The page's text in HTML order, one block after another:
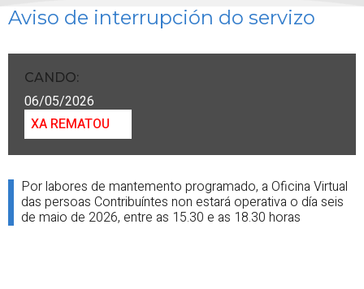
Aviso de interrupción do servizo
CANDO:
06/05/2026
XA REMATOU
Por labores de mantemento programado, a Oficina Virtual
das persoas Contribuíntes non estará operativa o día seis
de maio de 2026, entre as 15.30 e as 18.30 horas